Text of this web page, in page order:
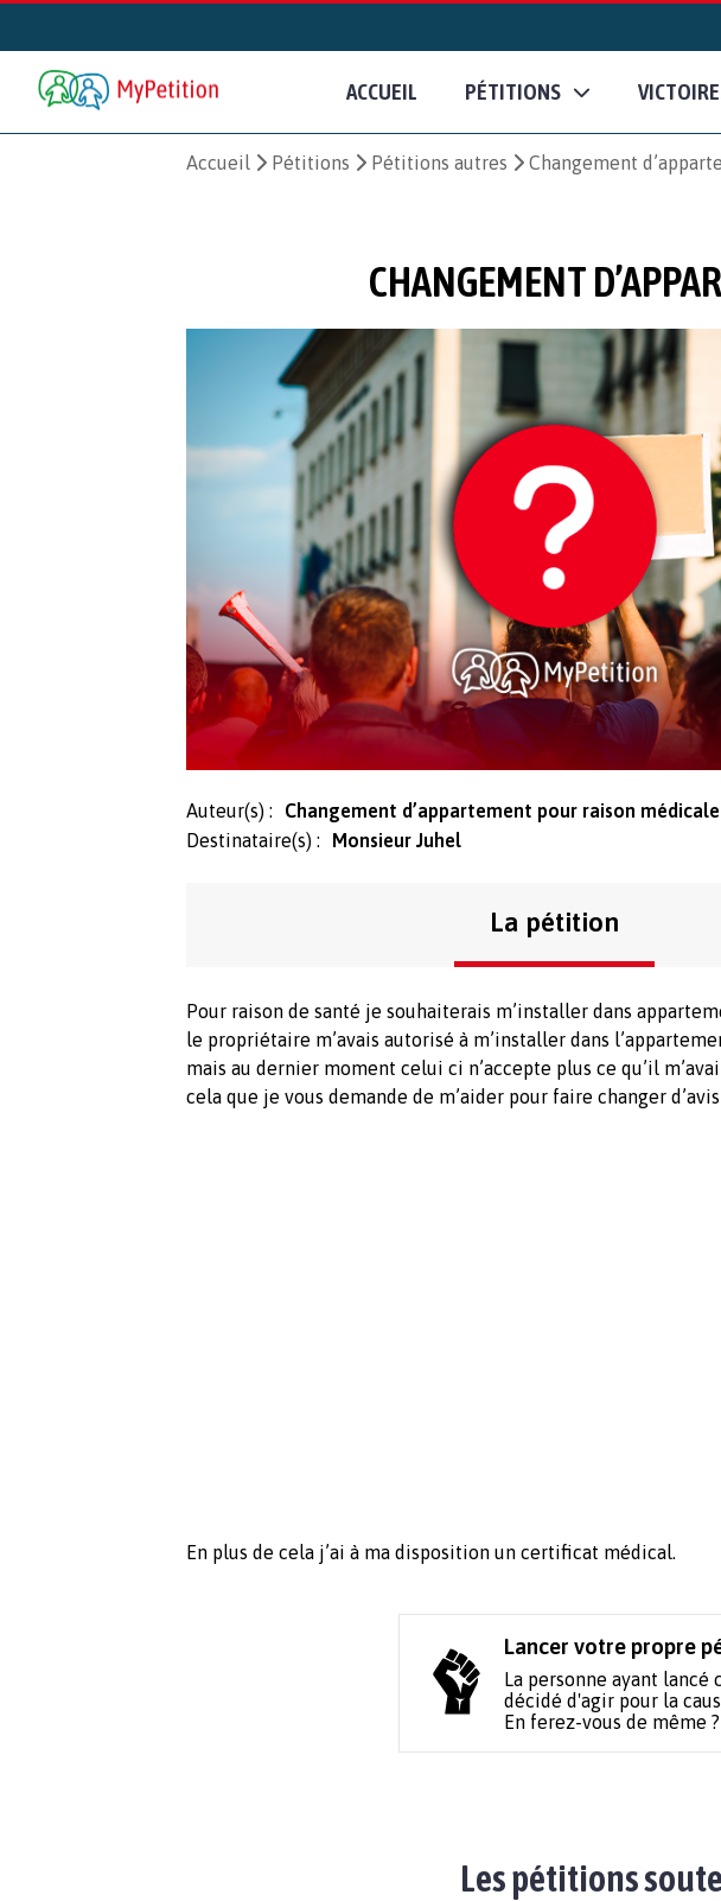
ACCUEIL PÉTITIONS
Accueil Pétitions Pétitions autres Changement
CHANGEMENT
Auteur(s) :
Changement d’appartement pour raison médicale
Destinataire(s) :
Monsieur Juhel
La pétition
Pour raison de santé je souhaiterais m’installer dans
le propriétaire m’avais autorisé à m’installer dans
mais au dernier moment celui ci n’accepte plus ce qu’il
cela que je vous demande de m’aider pour faire changer
En plus de cela j’ai à ma disposition un certificat médical.
Lancer votre propre
La personne ayant
décidé d'agir pour la
En ferez-vous de même ?
Les pétitions